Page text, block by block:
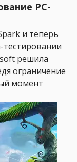
PC-
и теперь
тестировании
решила
ограничение
момент